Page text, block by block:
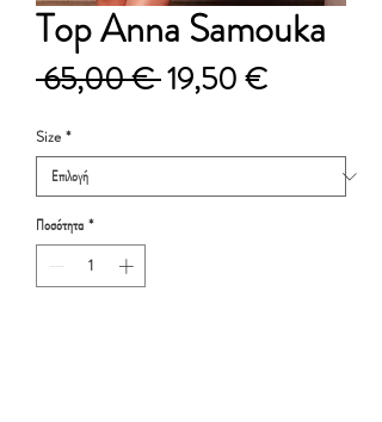
Top Anna Samouka
65,00 € Κανονική
19,50 €Τιμή
Size *
Ποσότητα *